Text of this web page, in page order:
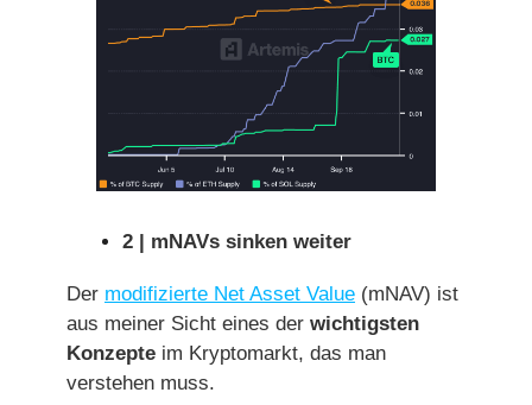
2 | mNAVs sinken weiter
Der modifizierte Net Asset Value (mNAV) ist
aus meiner Sicht eines der wichtigsten
Konzepte im Kryptomarkt, das man
verstehen muss.